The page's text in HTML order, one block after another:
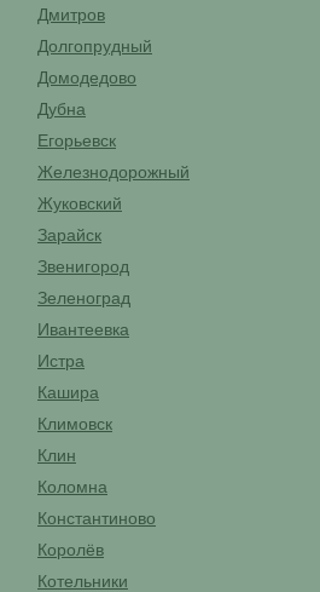
Дмитров
Долгопрудный
Домодедово
Дубна
Егорьевск
Железнодорожный
Жуковский
Зарайск
Звенигород
Зеленоград
Ивантеевка
Истра
Кашира
Климовск
Клин
Коломна
Константиново
Королёв
Котельники